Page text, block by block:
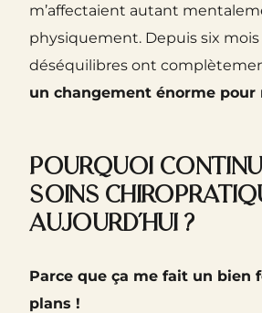
m’affectaient autant
physiquement. Depuis six mois
déséquilibres ont
un changement énorme pour
Pourquoi
soins
aujourd’hui ?
Parce que ça me fait un bien
plans !